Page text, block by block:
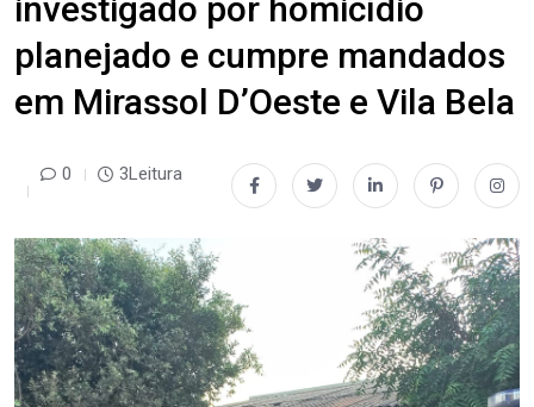
investigado por homicídio
planejado e cumpre mandados
em Mirassol D’Oeste e Vila Bela
0 3Leitura